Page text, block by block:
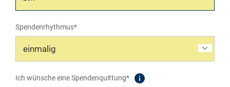
Spendenrhythmus*
Ich wünsche eine Spendenquittung*